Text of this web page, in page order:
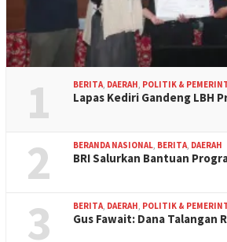
1 BERITA, DAERAH, POLITIK &
Lapas Kediri Gandeng LBH
2 BERANDA NASIONAL, BERITA, DAERAH
BRI Salurkan Bantuan
3 BERITA, DAERAH, POLITIK &
Gus Fawait: Dana Talangan